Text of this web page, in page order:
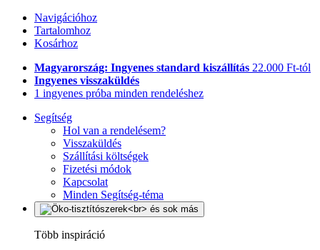
Navigációhoz
Tartalomhoz
Kosárhoz
Magyarország: Ingyenes standard kiszállítás 22.000 Ft-tól
Ingyenes visszaküldés
1 ingyenes próba minden rendeléshez
Segítség
Hol van a rendelésem?
Visszaküldés
Szállítási költségek
Fizetési módok
Kapcsolat
Minden Segítség-téma
Több inspiráció